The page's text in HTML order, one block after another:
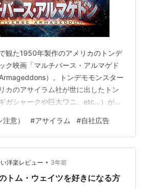
観た1950年製作のアメリカのトンデ
ク映画「マルチバース・アルマゲド
）。トンデモモンスター
カのアサイラム社が世に出したトン
ガシャークや巨大ワニ、etc…）が
ーから生み出したトンデモモンスタ
。トンデモぶりもここまで来ればご
うがない。マルチバース・アルマゲ
意） #アサイラム #自社広告
洋楽レビュー • 3年前
トム・ウェイツを好きになる方